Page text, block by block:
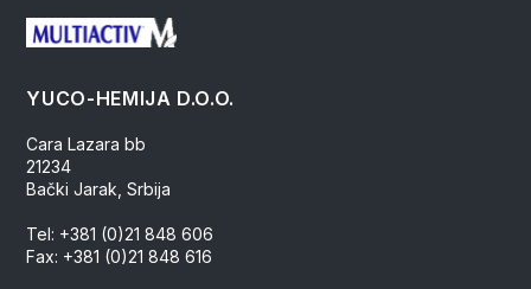
YUCO-HEMIJA D.O.O.
Cara Lazara bb
21234
Bački Jarak, Srbija
Tel: +381 (0)21 848 606
Fax: +381 (0)21 848 616